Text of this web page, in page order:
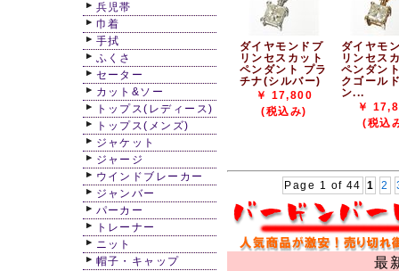
ダイヤモンドプ
リンセスカット
ペンダント プラ
チナ(シルバー)
￥ 17,800
(税込み)
ダイヤモ
リンセス
ペンダン
クゴール
ン...
￥
(税込
Page 1 of 44 1 2
最
兵児帯
巾着
手拭
ふくさ
セーター
カット&ソー
トップス(レディース)
トップス(メンズ)
ジャケット
ジャージ
ウインドブレーカー
ジャンバー
パーカー
トレーナー
ニット
帽子・キャップ